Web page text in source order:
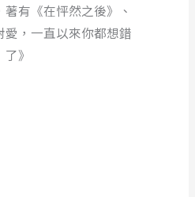
有《在怦然之後》、
愛，一直以來你都想錯
了》